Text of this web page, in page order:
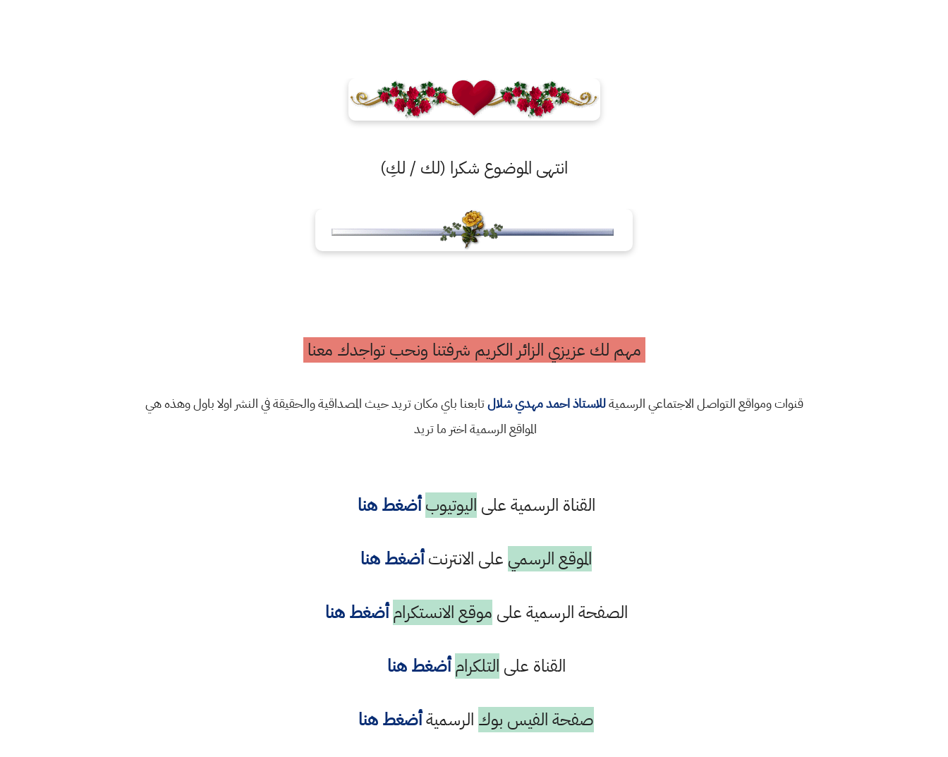
انتهى الموضوع شكرا (لك / لكِ)
مهم لك عزيزي الزائر الكريم شرفتنا ونحب تواجدك معنا
قنوات ومواقع التواصل الاجتماعي الرسميةللاستاذ احمد مهدي شلالتابعنا باي مكان تريد حيث المصداقية والحقيقة في النشر اولا باول وهذه هي
المواقع الرسمية اختر ما تريد
القناة الرسمية على اليوتيوب أضغط هنا
الموقع الرسمي على الانترنتأضغط هنا
الصفحة الرسمية على موقع الانستكرام أضغط هنا
القناة على التلكرام أضغط هنا
صفحة الفيس بوك الرسميةأضغط هنا